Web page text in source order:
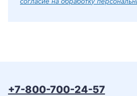
+7-800-700-24-57